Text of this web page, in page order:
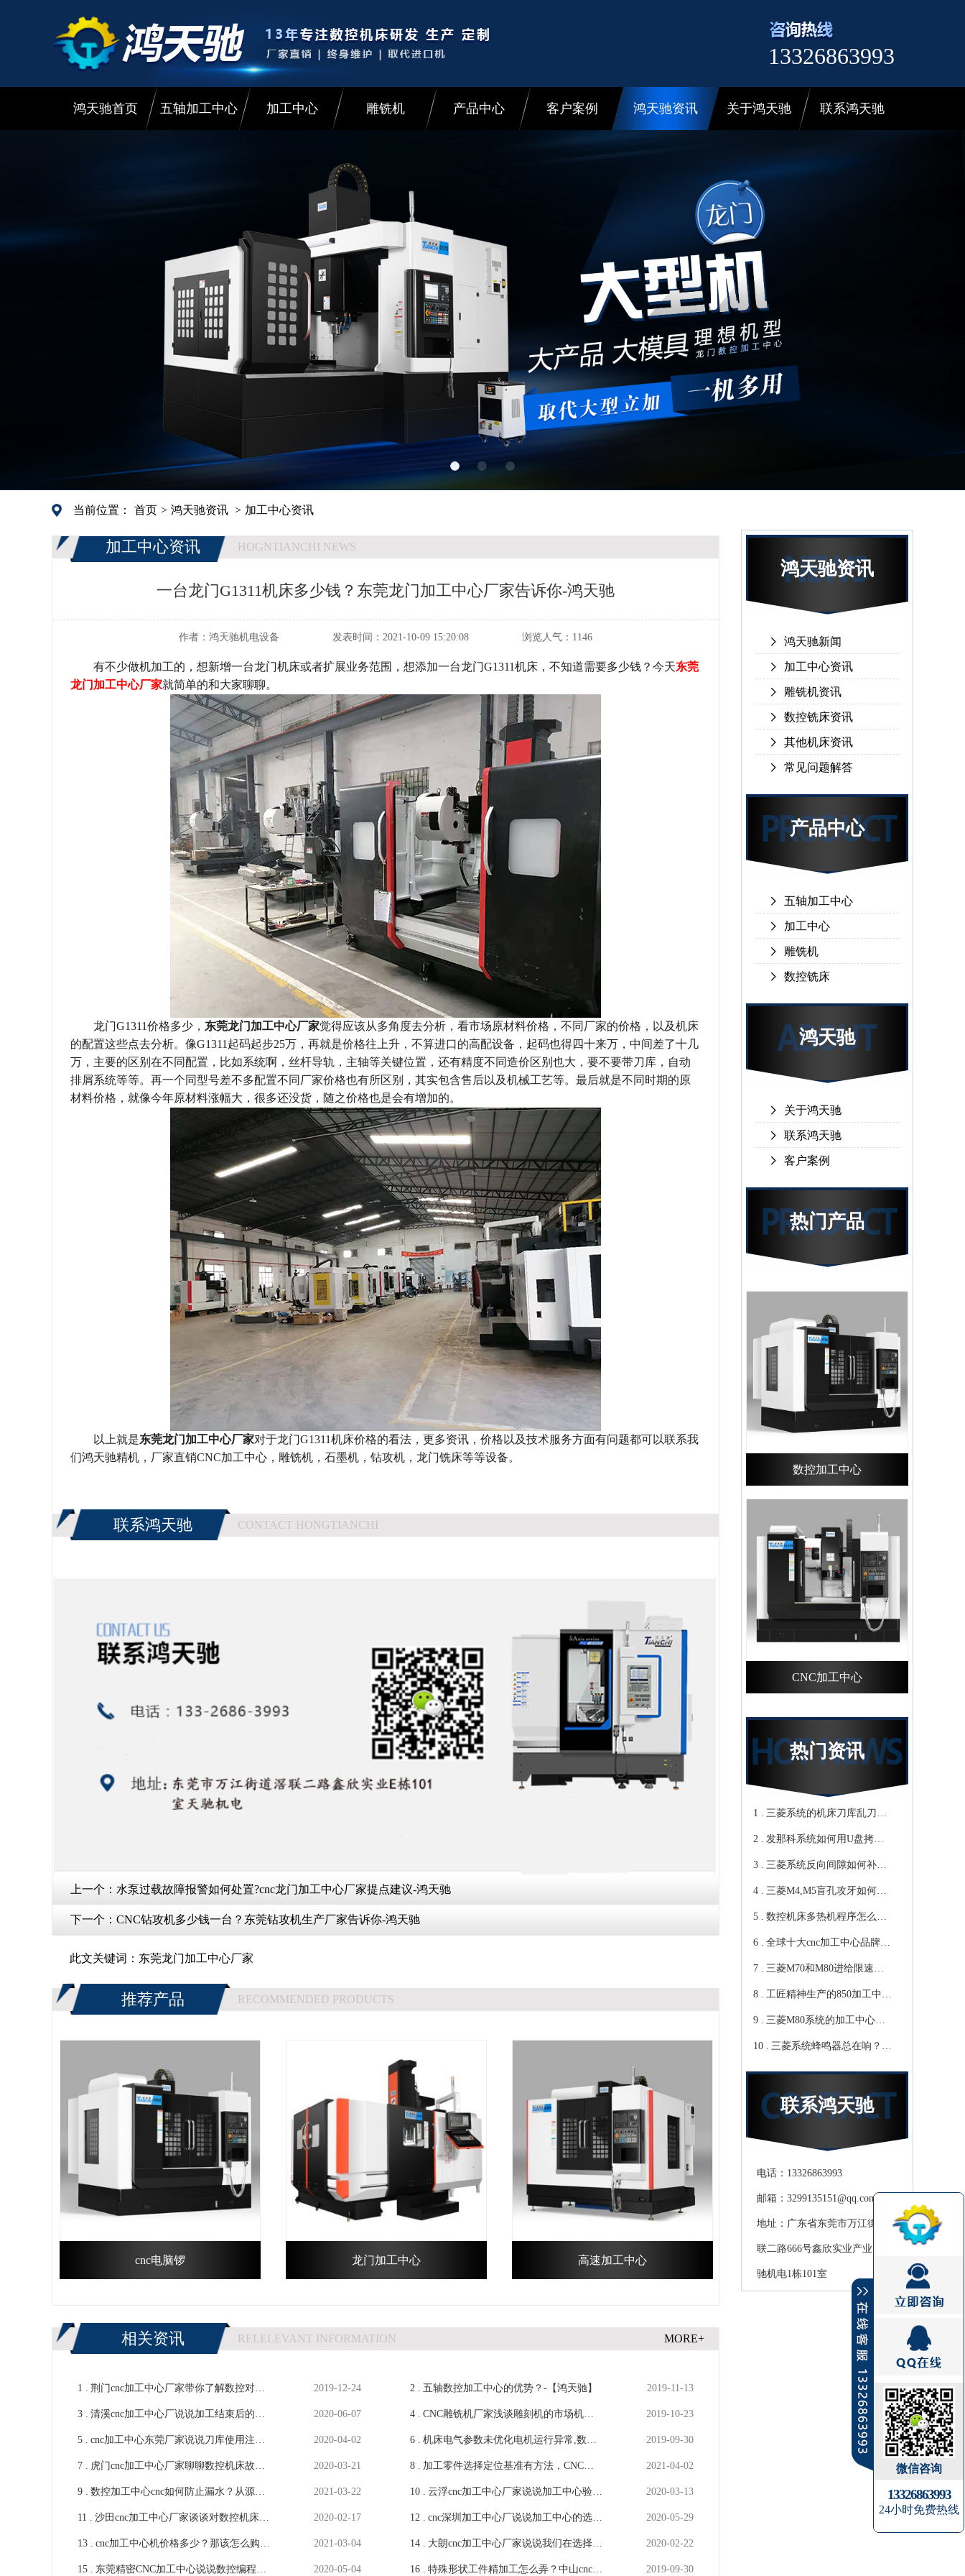
13326863993
鸿天驰首页 五轴加工中心 加工中心 雕铣机 产品中心 客户案例 鸿天驰资讯 关于鸿天驰 联系鸿天驰
当前位置： 首页 > 鸿天驰资讯 > 加工中心资讯
加工中心资讯 HOGNTIANCHI NEWS
一台龙门G1311机床多少钱？东莞龙门加工中心厂家告诉你-鸿天驰
作者： 鸿天驰机电设备 发表时间： 2021-10-09 15:20:08 浏览人气： 1146
有不少做机加工的，想新增一台龙门机床或者扩展业务范围，想添加一台龙门G1311机床，不知道需要多少钱？今天东莞
龙门加工中心厂家就简单的和大家聊聊。
龙门G1311价格多少， 东莞龙门加工中心厂家觉得应该从多角度去分析，看市场原材料价格，不同厂家的价格，以及机床
的配置这些点去分析。像G1311起码起步25万，再就是价格往上升，不算进口的高配设备，起码也得四十来万，中间差了十几
万，主要的区别在不同配置，比如系统啊，丝杆导轨，主轴等关键位置，还有精度不同造价区别也大，要不要带刀库，自动
排屑系统等等。再一个同型号差不多配置不同厂家价格也有所区别，其实包含售后以及机械工艺等。最后就是不同时期的原
材料价格，就像今年原材料涨幅大，很多还没货，随之价格也是会有增加的。
以上就是东莞龙门加工中心厂家对于龙门G1311机床价格的看法，更多资讯，价格以及技术服务方面有问题都可以联系我
们鸿天驰精机，厂家直销CNC加工中心，雕铣机，石墨机，钻攻机，龙门铣床等等设备。
联系鸿天驰 CONTACT HONGTIANCHI
上一个： 水泵过载故障报警如何处置?cnc龙门加工中心厂家提点建议-鸿天驰
下一个： CNC钻攻机多少钱一台？东莞钻攻机生产厂家告诉你-鸿天驰
此文关键词： 东莞龙门加工中心厂家
推荐产品 RECOMMENDED PRODUCTS
cnc电脑锣 龙门加工中心 高速加工中心
相关资讯 RELELEVANT INFORMATION MORE+
1 . 荆门cnc加工中心厂家带你了解数控对刀
注意事项-【鸿天驰】
2019-12-24 2 . 五轴数控加工中心的优势？-【鸿天驰】 2019-11-13
3 . 清溪cnc加工中心厂说说加工结束后的交
接和下班的整理-【鸿天驰】
2020-06-07 4 . CNC雕铣机厂家浅谈雕刻机的市场机遇-
【鸿天驰】
2019-10-23
5 . cnc加工中心东莞厂家说说刀库使用注意
事项-【鸿天驰】
2020-04-02 6 . 机床电气参数未优化电机运行异常,数控
铣床厂家解答-[鸿天驰]
2019-09-30
7 . 虎门cnc加工中心厂家聊聊数控机床故障
问题检查-【鸿天驰】
2020-03-21 8 . 加工零件选择定位基准有方法，CNC加
工中心厂家解答-鸿天驰
2021-04-02
9 . 数控加工中心cnc如何防止漏水？从源头
抓起很重要-鸿天驰
2021-03-22 10 . 云浮cnc加工中心厂家说说加工中心验收
检测的事-【鸿天驰】
2020-03-13
11 . 沙田cnc加工中心厂家谈谈对数控机床操
作者的要求-【鸿天驰】
2020-02-17 12 . cnc深圳加工中心厂说说加工中心的选型
问题-【鸿天驰】
2020-05-29
13 . cnc加工中心机价格多少？那该怎么购买
才划算呢-鸿天驰
2021-03-04 14 . 大朗cnc加工中心厂家说说我们在选择石
墨雕铣机注意点-【鸿天驰】
2020-02-22
15 . 东莞精密CNC加工中心说说数控编程工 2020-05-04 16 . 特殊形状工件精加工怎么弄？中山cnc雕 2019-09-30
鸿天驰资讯
鸿天驰新闻
加工中心资讯
雕铣机资讯
数控铣床资讯
其他机床资讯
常见问题解答
产品中心
五轴加工中心
加工中心
雕铣机
数控铣床
鸿天驰
关于鸿天驰
联系鸿天驰
客户案例
热门产品
数控加工中心
CNC加工中心
热门资讯
1 . 三菱系统的机床刀库乱刀，
CNC加工中心厂家教你轻松
归零-鸿天驰
2 . 发那科系统如何用U盘拷贝
加工程序？cnc立式加工中心
教你-鸿天驰
3 . 三菱系统反向间隙如何补
偿，数控cnc加工中心厂家来
教你-鸿天驰
4 . 三菱M4,M5盲孔攻牙如何设
转速和进给？高速cnc加工中
心教你-鸿天驰
5 . 数控机床多热机程序怎么
写？Cnc雕铣机厂家教你-鸿
天驰
6 . 全球十大cnc加工中心品牌，
你知道那些？-【鸿天驰】
7 . 三菱M70和M80进给限速该
修改哪个参数?鸿天驰高速
CNC机床厂家教你
8 . 工匠精神生产的850加工中
心,精度可达0.01mm 就选-
[鸿天驰]
9 . 三菱M80系统的加工中心无
程序报警怎么处理，CNC雕
铣机厂家教你
10 . 三菱系统蜂鸣器总在响？鸿
天驰850加工中心厂家教你关
掉它联系鸿天驰
电话：13326863993
邮箱：3299135151@qq.com
地址：广东省东莞市万江街道滘
联二路666号鑫欣实业产业园天
驰机电1栋101室
微信咨询
13326863993
24小时免费热线